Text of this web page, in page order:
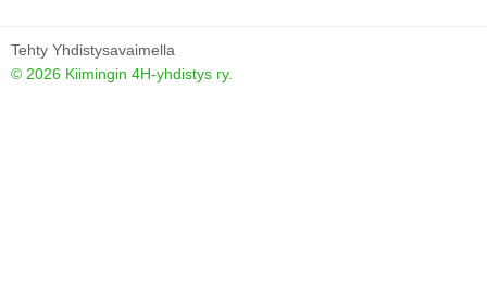
Tehty Yhdistysavaimella
© 2026 Kiimingin 4H-yhdistys ry.